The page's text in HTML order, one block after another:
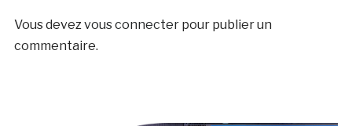
Vous devez vous connecterpour publier un
commentaire.